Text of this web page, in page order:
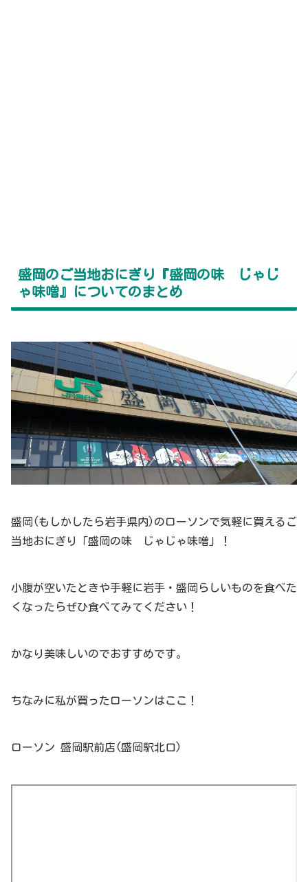
盛岡のご当地おにぎり『盛岡の味 じゃじ
ゃ味噌』についてのまとめ
盛岡(もしかしたら岩手県内)のローソンで気軽に買えるご
当地おにぎり「盛岡の味 じゃじゃ味噌」！
小腹が空いたときや手軽に岩手・盛岡らしいものを食べた
くなったらぜひ食べてみてください！
かなり美味しいのでおすすめです。
ちなみに私が買ったローソンはここ！
ローソン 盛岡駅前店(盛岡駅北口)